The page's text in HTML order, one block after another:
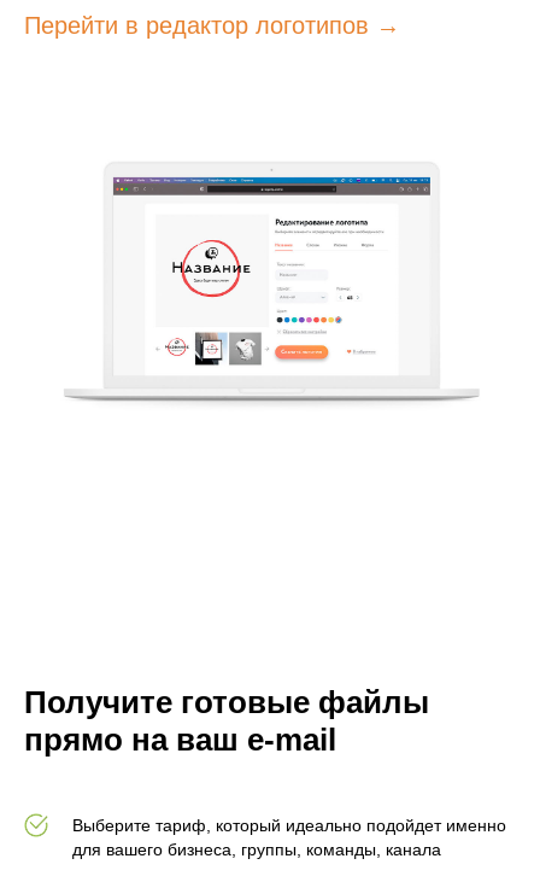
Перейти в редактор логотипов
Получите готовые файлы
прямо на ваш e-mail
Выберите тариф, который идеально подойдет именно
для вашего бизнеса, группы, команды, канала